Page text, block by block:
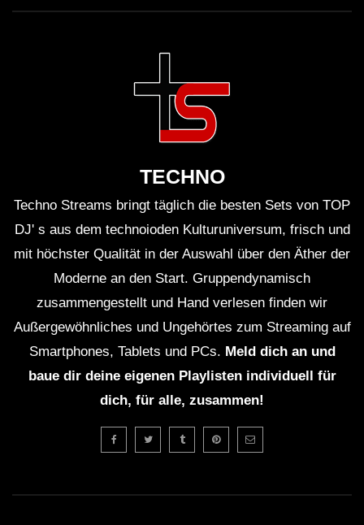
TECHNO
Techno Streams bringt täglich die besten Sets von TOP
DJ' s aus dem technoioden Kulturuniversum, frisch und
mit höchster Qualität in der Auswahl über den Äther der
Moderne an den Start. Gruppendynamisch
zusammengestellt und Hand verlesen finden wir
Außergewöhnliches und Ungehörtes zum Streaming auf
Smartphones, Tablets und PCs. Meld dich an und
baue dir deine eigenen Playlisten individuell für
dich, für alle, zusammen!